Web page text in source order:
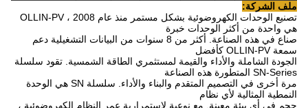
ملف الشركة:
تصنيع الوحدات الكهروضوئية بشكل مستمر منذ عام 2008 ، OLLIN-PV
هي واحدة من أكثر الوحدات خبرة
صناع في هذه الصناعة.
أكثر من 8 سنوات من البيانات التشغيلية دعم
سمعة OLLIN-PV كأفضل
الجودة الشاملة والأداء والقيمة لمستثمري الطاقة الشمسية. تقود سلسلة
SN-Series المتطورة هذه الصناعة
مرة أخرى في التصميم المتقدم والبناء والأداء.
سلسلة SN هي الوحدة
النمطية المثالية لأي نظام
حجم في أي بيئة معينة.
مع نوعية لاستمرارية عمر النظام الكهروضوئية ،